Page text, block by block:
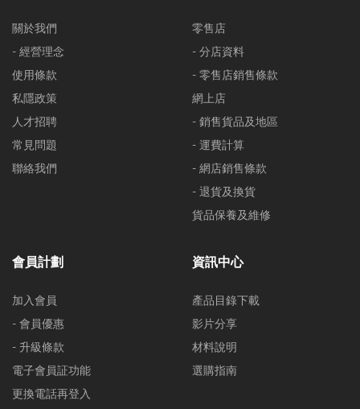
關於我們
- 經營理念
使用條款
私隱政策
人才招聘
常見問題
聯絡我們
零售店
- 分店資料
- 零售店銷售條款
網上店
- 銷售貨品及地區
- 運費計算
- 網店銷售條款
- 退貨及換貨
貨品保養及維修
會員計劃
加入會員
- 會員優惠
- 升級條款
電子會員証功能
更換電話再登入
資訊中心
產品目錄下載
影片分享
材料說明
選購指南